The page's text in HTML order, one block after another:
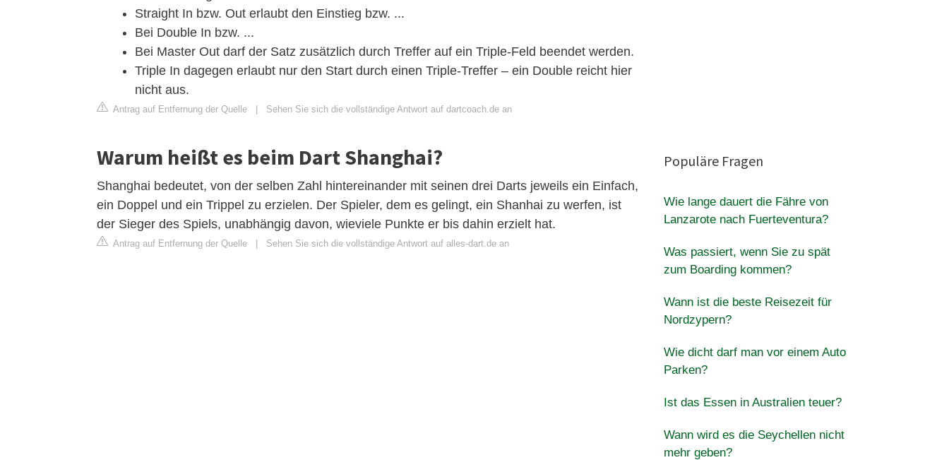
Straight In bzw. Out erlaubt den Einstieg bzw. ...
Bei Double In bzw. ...
Bei Master Out darf der Satz zusätzlich durch Treffer auf ein Triple-Feld beendet werden.
Triple In dagegen erlaubt nur den Start durch einen Triple-Treffer – ein Double reicht hier
nicht aus.
Antrag auf Entfernung der Quelle Sehen Sie sich die vollständige Antwort auf dartcoach.de an
Warum heißt es beim Dart Shanghai?
Shanghai bedeutet, von der selben Zahl hintereinander mit seinen drei Darts jeweils ein Einfach,
ein Doppel und ein Trippel zu erzielen. Der Spieler, dem es gelingt, ein Shanhai zu werfen, ist
der Sieger des Spiels, unabhängig davon, wieviele Punkte er bis dahin erzielt hat.
Antrag auf Entfernung der Quelle Sehen Sie sich die vollständige Antwort auf alles-dart.de an
Populäre Fragen
Wie lange dauert die Fähre von
Lanzarote nach Fuerteventura?
Was passiert, wenn Sie zu spät
zum Boarding kommen?
Wann ist die beste Reisezeit für
Nordzypern?
Wie dicht darf man vor einem Auto
Parken?
Ist das Essen in Australien teuer?
Wann wird es die Seychellen nicht
mehr geben?